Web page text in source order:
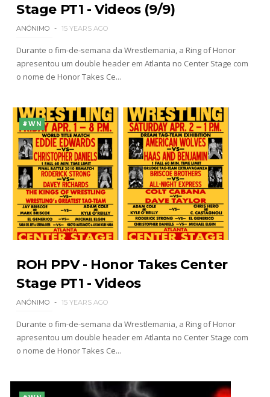
Stage PT1 - Videos (9/9)
ANÓNIMO 15 YEARS AGO
Durante o fim-de-semana da Wrestlemania, a Ring of Honor
apresentou um double header em Atlanta no Center Stage com
o nome de Honor Takes Ce...
#WN
ROH PPV - Honor Takes Center
Stage PT1 - Videos
ANÓNIMO 15 YEARS AGO
Durante o fim-de-semana da Wrestlemania, a Ring of Honor
apresentou um double header em Atlanta no Center Stage com
o nome de Honor Takes Ce...